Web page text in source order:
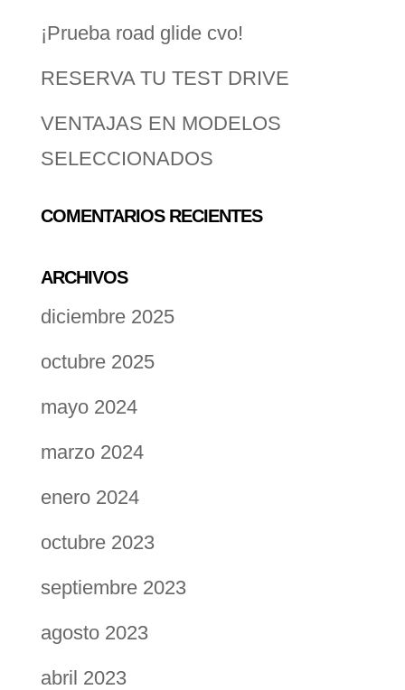
¡Prueba road glide cvo!
RESERVA TU TEST DRIVE
VENTAJAS EN MODELOS
SELECCIONADOS
COMENTARIOS RECIENTES
ARCHIVOS
diciembre 2025
octubre 2025
mayo 2024
marzo 2024
enero 2024
octubre 2023
septiembre 2023
agosto 2023
abril 2023